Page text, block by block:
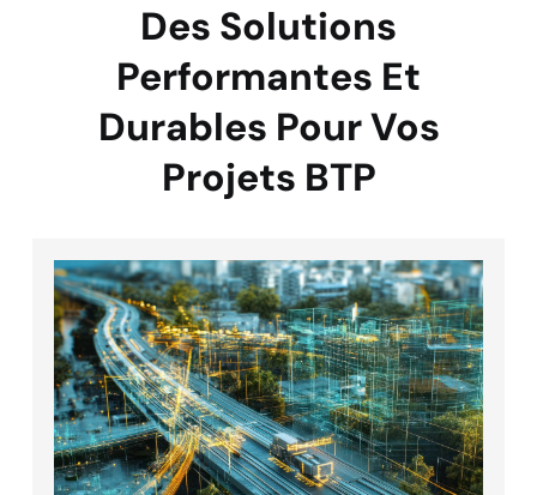
Des Solutions
Performantes Et
Durables Pour Vos
Projets BTP